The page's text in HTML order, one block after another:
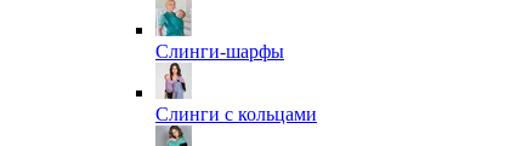
Слинги-шарфы
Слинги с кольцами